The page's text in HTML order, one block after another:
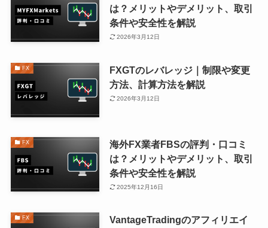
は？メリットやデメリット、取引
条件や安全性を解説
2026年3月12日
FX
FXGTのレバレッジ｜制限や変更
方法、計算方法を解説
2026年3月12日
FX
海外FX業者FBSの評判・口コミ
は？メリットやデメリット、取引
条件や安全性を解説
2025年12月16日
FX
VantageTradingのアフィリエイ